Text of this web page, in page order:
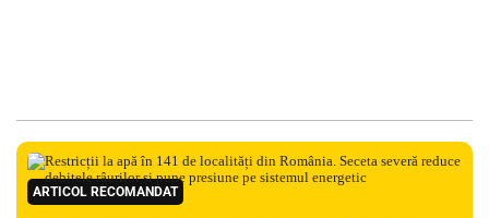
ARTICOL RECOMANDAT